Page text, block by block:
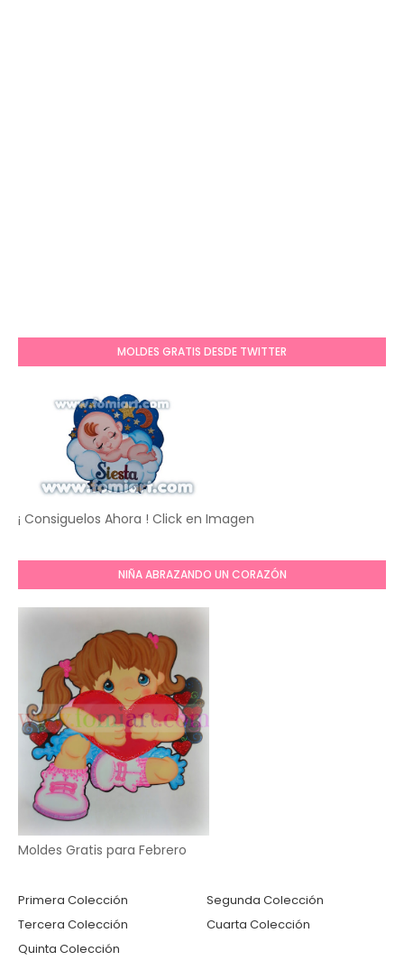
MOLDES GRATIS DESDE TWITTER
¡ Consiguelos Ahora ! Click en Imagen
NIÑA ABRAZANDO UN CORAZÓN
Moldes Gratis para Febrero
Primera Colección
Segunda Colección
Tercera Colección
Cuarta Colección
Quinta Colección